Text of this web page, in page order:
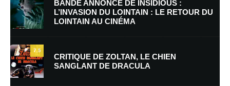
Nom*
E-mail*
BANDE ANNONCE DE INSIDIOUS :
L’INVASION DU LOINTAIN : LE RETOUR DU
LOINTAIN AU CINÉMA
7.5
CRITIQUE DE ZOLTAN, LE CHIEN
SANGLANT DE DRACULA